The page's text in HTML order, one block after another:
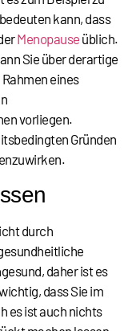
kann, dass
Menopause üblich.
Sie über derartige
eines
vorliegen.
Gründen
durch
daher ist es
dass Sie im
es ist auch nichts